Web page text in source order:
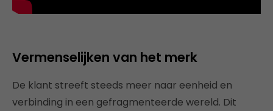
Vermenselijken van het merk
De klant streeft steeds meer naar eenheid en
verbinding in een gefragmenteerde wereld. Dit